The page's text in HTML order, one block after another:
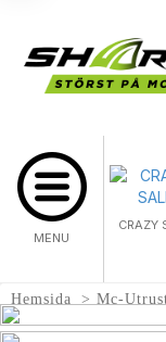
MENU
CRAZY
Hemsida Mc-